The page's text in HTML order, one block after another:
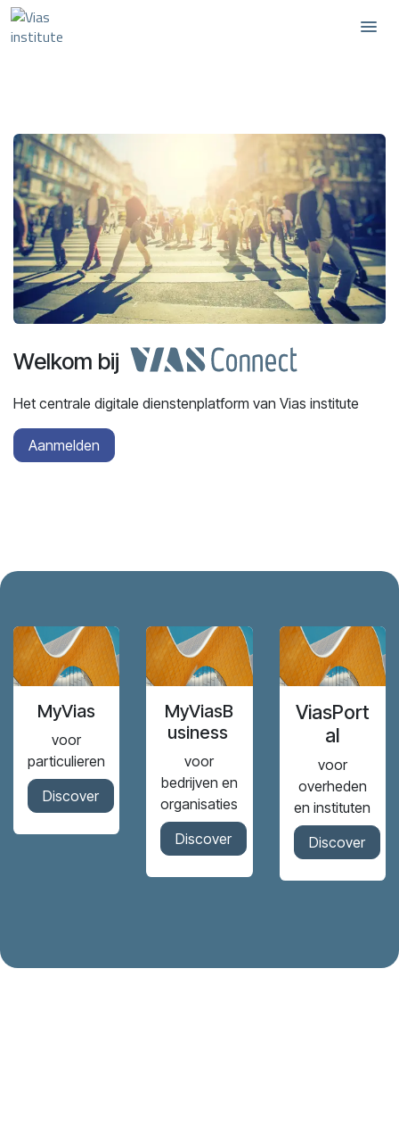
Zum Inhalt springen
Welkom bij
Het centrale digitale dienstenplatform van Vias institute
Aanmelden
MyVias
voor
particulieren
Discover
MyViasB
usiness
voor
bedrijven en
organisaties
Discover
ViasPort
al
voor
overheden
en instituten
Discover